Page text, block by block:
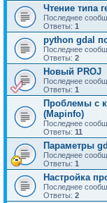
Чтение типа
Последнее
Ответы: 1
python gdal
Последнее
Ответы: 2
Новый PROJ
Последнее
Ответы: 1
Проблемы с
(Mapinfo)
Последнее
Ответы: 11
Параметры
Последнее
Ответы: 1
Настройка
Последнее
Ответы: 2